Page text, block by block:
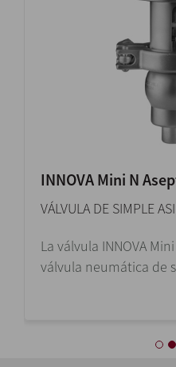
INNOVA Mini N
VÁLVULA DE SIMPLE
La válvula INNOVA
válvula neumática de